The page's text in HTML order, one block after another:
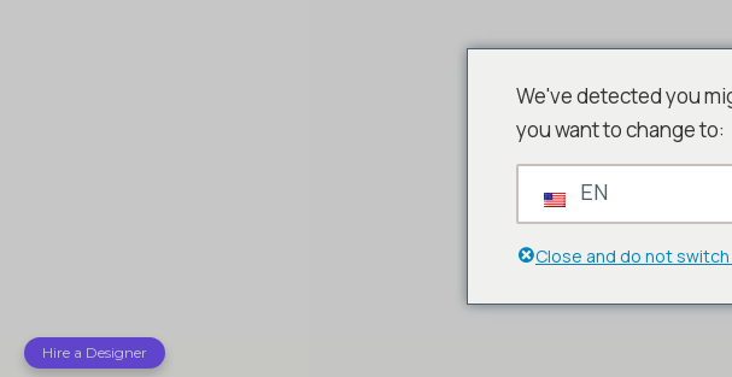
Hire a Designer
We've detected you
you want to change to:
EN
Close and do not